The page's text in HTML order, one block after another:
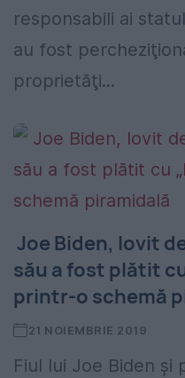
responsabili ai
au fost
proprietăţi...
Joe Biden, lovit
său a fost plătit
printr-o schemă
21 NOIEMBRIE 2019
Fiul lui Joe Biden și